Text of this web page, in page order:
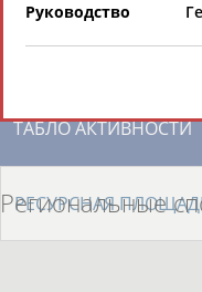
СВОДНЫЕ ИНДЕКСЫ
ТАБЛО АКТИВНОСТИ
РЕСУРСНАЯ
Региональные
Руководство